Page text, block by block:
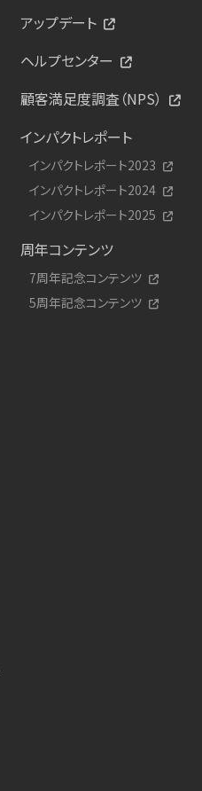
アップデート
ヘルプセンター
顧客満足度調査（NPS）
インパクトレポート
インパクトレポート2023
インパクトレポート2024
インパクトレポート2025
周年コンテンツ
7周年記念コンテンツ
5周年記念コンテンツ